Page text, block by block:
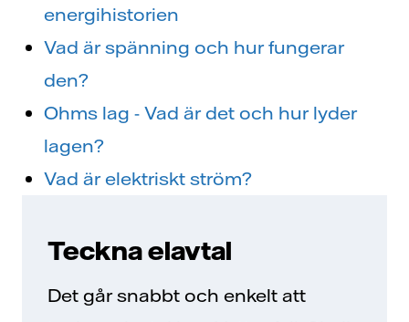
energihistorien
Vad är spänning och hur fungerar
den?
Ohms lag - Vad är det och hur lyder
lagen?
Vad är elektriskt ström?
Teckna elavtal
Det går snabbt och enkelt att